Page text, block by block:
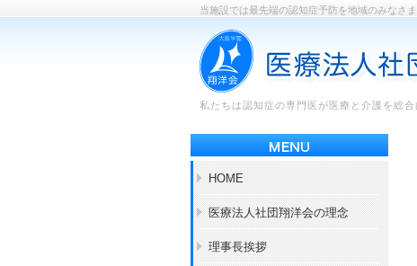
当施設では最先端の認知症予防を地域のみなさ
私たちは認知症の専門医が医療と介護を総
HOME
医療法人社団翔洋会の理念
理事長挨拶